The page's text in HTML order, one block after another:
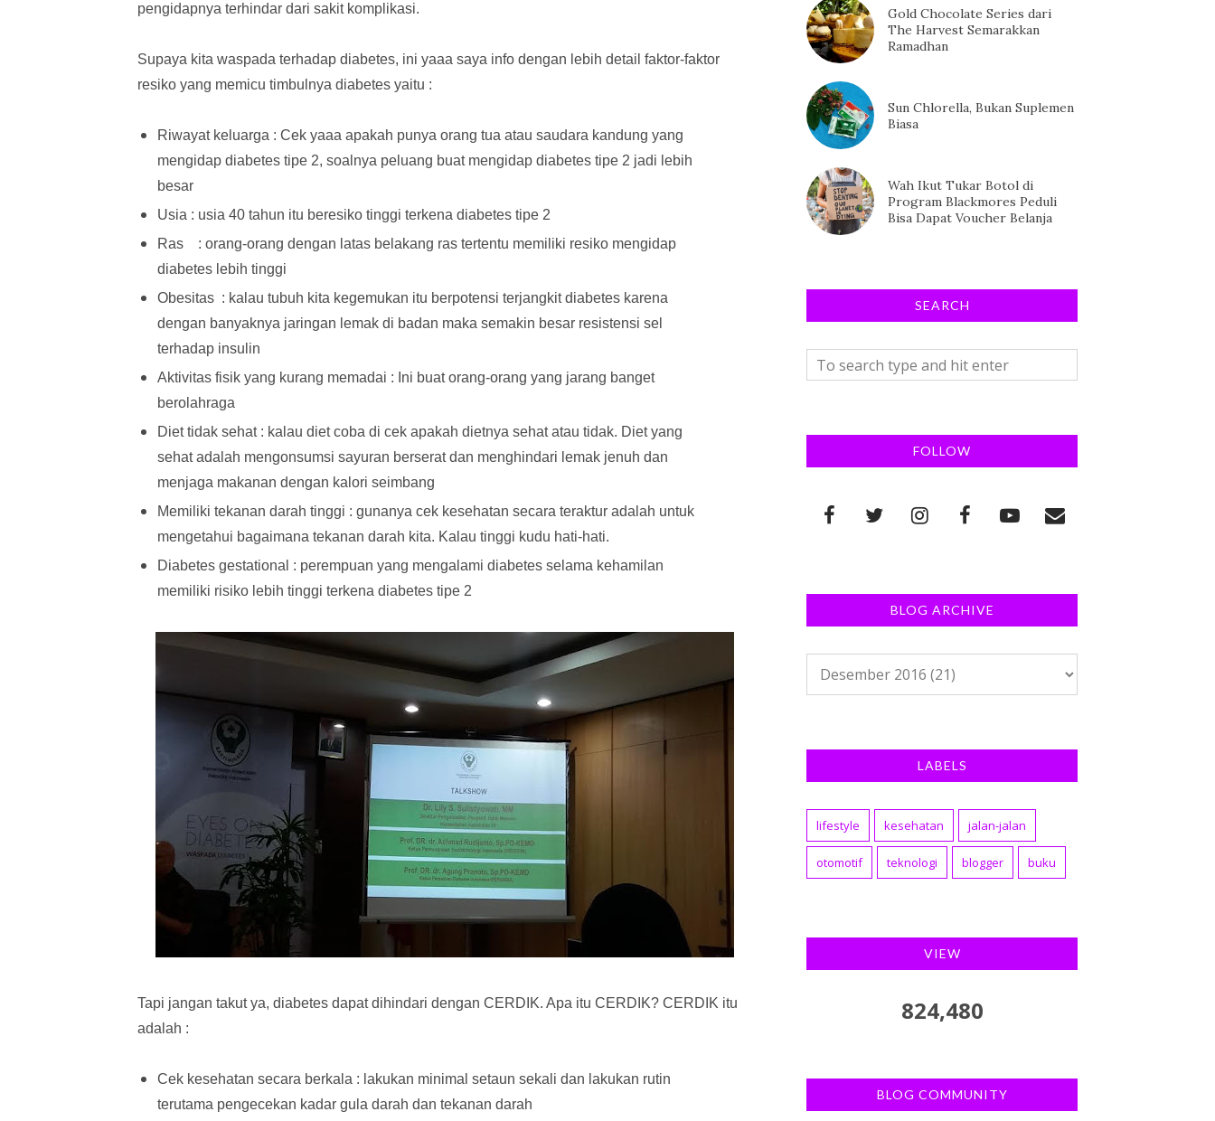
pengidapnya terhindar dari sakit komplikasi.
Supaya kita waspada terhadap diabetes, ini yaaa saya info dengan lebih detail faktor-faktor
resiko yang memicu timbulnya diabetes yaitu :
Riwayat keluarga : Cek yaaa apakah punya orang tua atau saudara kandung yang
mengidap diabetes tipe 2, soalnya peluang buat mengidap diabetes tipe 2 jadi lebih
besar
Usia : usia 40 tahun itu beresiko tinggi terkena diabetes tipe 2
Ras
: orang-orang dengan latas belakang ras tertentu memiliki resiko mengidap
diabetes lebih tinggi
Obesitas : kalau tubuh kita kegemukan itu berpotensi terjangkit diabetes karena
dengan banyaknya jaringan lemak di badan maka semakin besar resistensi sel
terhadap insulin
Aktivitas fisik yang kurang memadai : Ini buat orang-orang yang jarang banget
berolahraga
Diet tidak sehat : kalau diet coba di cek apakah dietnya sehat atau tidak. Diet yang
sehat adalah mengonsumsi sayuran berserat dan menghindari lemak jenuh dan
menjaga makanan dengan kalori seimbang
Memiliki tekanan darah tinggi : gunanya cek kesehatan secara teraktur adalah untuk
mengetahui bagaimana tekanan darah kita. Kalau tinggi kudu hati-hati.
Diabetes gestational : perempuan yang mengalami diabetes selama kehamilan
memiliki risiko lebih tinggi terkena diabetes tipe 2
Tapi jangan takut ya, diabetes dapat dihindari dengan CERDIK. Apa itu CERDIK? CERDIK itu
adalah :
Cek kesehatan secara berkala : lakukan minimal setaun sekali dan lakukan rutin
terutama pengecekan kadar gula darah dan tekanan darah
Gold Chocolate Series dari
The Harvest Semarakkan
Ramadhan
Sun Chlorella, Bukan Suplemen
Biasa
Wah Ikut Tukar Botol di
Program Blackmores Peduli
Bisa Dapat Voucher Belanja
SEARCH
FOLLOW
BLOG ARCHIVE
LABELS
lifestyle kesehatan jalan-jalan
otomotif teknologi blogger buku
VIEW
824,480
BLOG COMMUNITY